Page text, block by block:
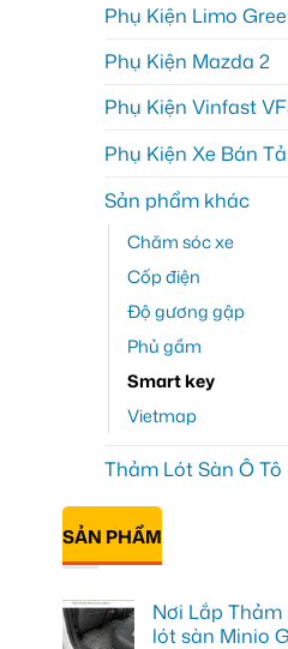
Phụ Kiện Limo
Phụ Kiện Mazda 2
Phụ Kiện Vinfast
Phụ Kiện Xe Bán
Sản phẩm khác
Chăm sóc xe
Cốp điện
Độ gương gập
Phủ gầm
Smart key
Vietmap
Thảm Lót Sàn Ô Tô
SẢN PHẨM
Nơi Lắp Thảm
lót sàn Minio